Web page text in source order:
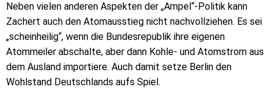
Neben vielen anderen Aspekten der „Ampel“-Politik kann
Zachert auch den Atomausstieg nicht nachvollziehen. Es sei
„scheinheilig“, wenn die Bundesrepublik ihre eigenen
Atommeiler abschalte, aber dann Kohle- und Atomstrom aus
dem Ausland importiere. Auch damit setze Berlin den
Wohlstand Deutschlands aufs Spiel.